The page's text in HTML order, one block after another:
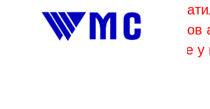
В связи с высокой
отпускных цен комбинатов
цены на металл уточняйте